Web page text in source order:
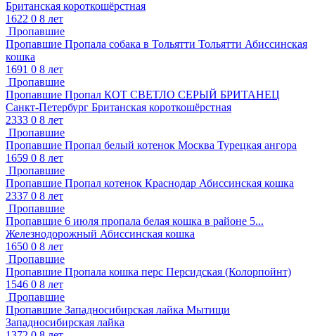
Британская короткошёрстная
1622 0 8 лет
Пропавшие
Пропавшие Пропала собака в Тольятти Тольятти Абиссинская
кошка
1691 0 8 лет
Пропавшие
Пропавшие Пропал КОТ СВЕТЛО СЕРЫЙ БРИТАНЕЦ
Санкт-Петербург Британская короткошёрстная
2333 0 8 лет
Пропавшие
Пропавшие Пропал белый котенок Москва Турецкая ангора
1659 0 8 лет
Пропавшие
Пропавшие Пропал котенок Краснодар Абиссинская кошка
2337 0 8 лет
Пропавшие
Пропавшие 6 июля пропала белая кошка в районе 5...
Железнодорожный Абиссинская кошка
1650 0 8 лет
Пропавшие
Пропавшие Пропала кошка перс Персидская (Колорпойнт)
1546 0 8 лет
Пропавшие
Пропавшие Западносибирская лайка Мытищи
Западносибирская лайка